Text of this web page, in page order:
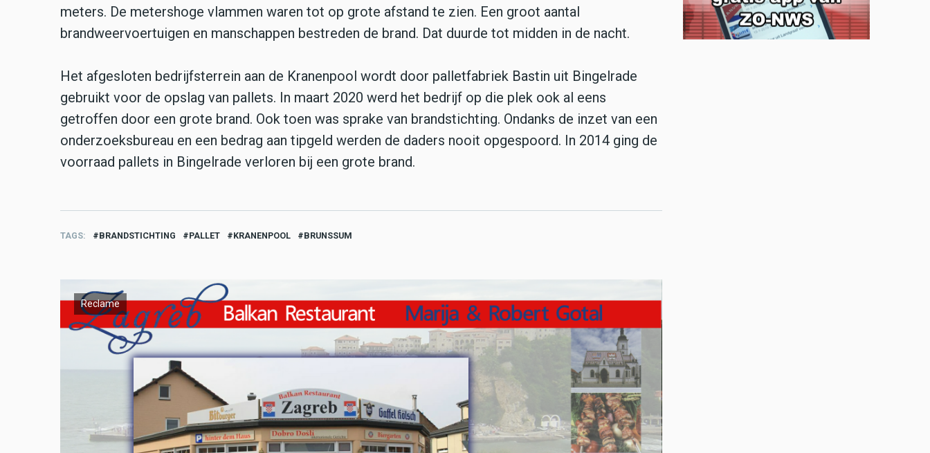
meters. De metershoge vlammen waren tot op grote afstand te zien. Een groot aantal
brandweervoertuigen en manschappen bestreden de brand. Dat duurde tot midden in de nacht.
Het afgesloten bedrijfsterrein aan de Kranenpool wordt door palletfabriek Bastin uit Bingelrade
gebruikt voor de opslag van pallets. In maart 2020 werd het bedrijf op die plek ook al eens
getroffen door een grote brand. Ook toen was sprake van brandstichting. Ondanks de inzet van een
onderzoeksbureau en een bedrag aan tipgeld werden de daders nooit opgespoord. In 2014 ging de
voorraad pallets in Bingelrade verloren bij een grote brand.
TAGS BRANDSTICHTING PALLET KRANENPOOL BRUNSSUM
Reclame